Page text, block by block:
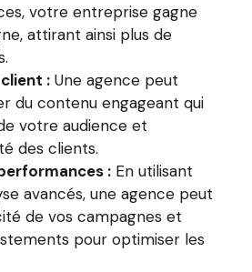
votre entreprise gagne
attirant ainsi plus de
: Une agence peut
du contenu engageant qui
votre audience et
des clients.
: En utilisant
avancés, une agence peut
de vos campagnes et
pour optimiser les